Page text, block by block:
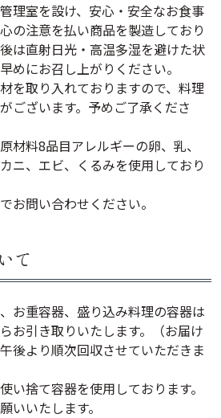
理室を設け、安心・安全なお食事
の注意を払い商品を製造しており
は直射日光・高温多湿を避けた状
めにお召し上がりください。
を取り入れておりますので、料理
ございます。予めご了承くださ
材料8品目アレルギーの卵、乳、
ニ、エビ、くるみを使用しており
お問い合わせください。
て
お重容器、盛り込み料理の容器は
お引き取りいたします。（お届け
後より順次回収させていただきま
い捨て容器を使用しております。
いいたします。